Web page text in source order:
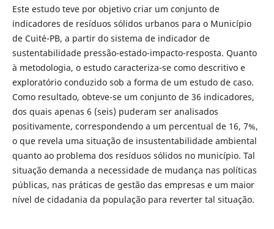
Este estudo teve por objetivo criar um conjunto de
indicadores de resíduos sólidos urbanos para o Município
de Cuité-PB, a partir do sistema de indicador de
sustentabilidade pressão-estado-impacto-resposta. Quanto
à metodologia, o estudo caracteriza-se como descritivo e
exploratório conduzido sob a forma de um estudo de caso.
Como resultado, obteve-se um conjunto de 36 indicadores,
dos quais apenas 6 (seis) puderam ser analisados
positivamente, correspondendo a um percentual de 16, 7%,
o que revela uma situação de insustentabilidade ambiental
quanto ao problema dos resíduos sólidos no município. Tal
situação demanda a necessidade de mudança nas políticas
públicas, nas práticas de gestão das empresas e um maior
nível de cidadania da população para reverter tal situação.